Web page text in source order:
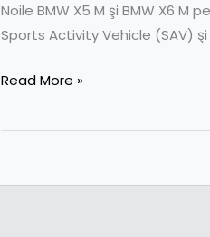
Noile BMW X5 M şi BMW X6
Sports Activity Vehicle (SAV)
Read More »